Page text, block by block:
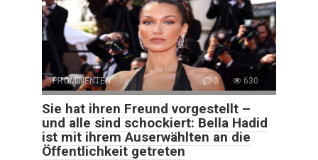
PROMINENTEN 0 630
Sie hat ihren Freund vorgestellt –
und alle sind schockiert: Bella Hadid
ist mit ihrem Auserwählten an die
Öffentlichkeit getreten